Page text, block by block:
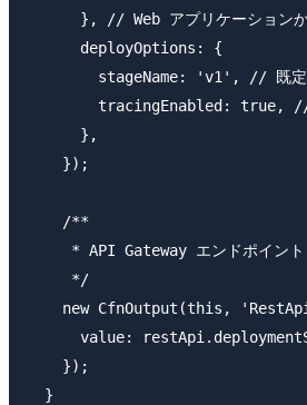
}, // Web アプリケーション
      deployOptions: {
stageName: 'v1', // 既定
tracingEnabled: true,
      },
    });
    /**
     * API Gateway エンドポイント
     */
new CfnOutput(this,
value:
    });
  }